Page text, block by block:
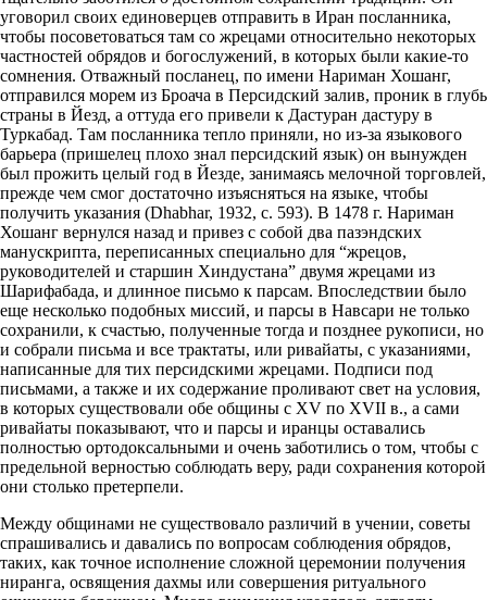
уговорил своих единоверцев отправить в Иран посланника,
чтобы посоветоваться там со жрецами относительно некоторых
частностей обрядов и богослужений, в которых были какие-то
сомнения. Отважный посланец, по имени Нариман Хошанг,
отправился морем из Броача в Персидский залив, проник в глубь
страны в Йезд, а оттуда его привели к Дастуран дастуру в
Туркабад. Там посланника тепло приняли, но из-за языкового
барьера (пришелец плохо знал персидский язык) он вынужден
был прожить целый год в Йезде, занимаясь мелочной торговлей,
прежде чем смог достаточно изъясняться на языке, чтобы
получить указания (Dhabhar, 1932, с. 593). В 1478 г. Нариман
Хошанг вернулся назад и привез с собой два пазэндских
манускрипта, переписанных специально для “жрецов,
руководителей и старшин Хиндустана” двумя жрецами из
Шарифабада, и длинное письмо к парсам. Впоследствии было
еще несколько подобных миссий, и парсы в Навсари не только
сохранили, к счастью, полученные тогда и позднее рукописи, но
и собрали письма и все трактаты, или ривайаты, с указаниями,
написанные для тих персидскими жрецами. Подписи под
письмами, а также и их содержание проливают свет на условия,
в которых существовали обе общины с XV по XVII в., а сами
ривайаты показывают, что и парсы и иранцы оставались
полностью ортодоксальными и очень заботились о том, чтобы с
предельной верностью соблюдать веру, ради сохранения которой
они столько претерпели.
Между общинами не существовало различий в учении, советы
спрашивались и давались по вопросам соблюдения обрядов,
таких, как точное исполнение сложной церемонии получения
ниранга, освящения дахмы или совершения ритуального